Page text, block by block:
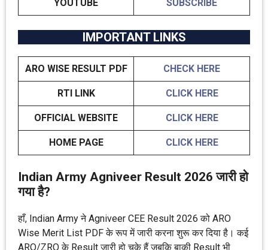
YOUTUBE SUBSCRIBE
IMPORTANT LINKS
ARO WISE RESULT PDF CHECK HERE
RTI LINK CLICK HERE
OFFICIAL WEBSITE CLICK HERE
HOME PAGE CLICK HERE
Indian Army Agniveer Result 2026 जारी हो
गया है?
हाँ, Indian Army ने Agniveer CEE Result 2026 को ARO
Wise Merit List PDF के रूप में जारी करना शुरू कर दिया है। कई
ARO/ZRO के Result जारी हो चुके हैं जबकि बाकी Result भी